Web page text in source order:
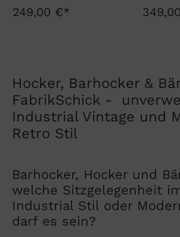
249,00 €*
Hocker, Barhocker &
FabrikSchick -
Industrial Vintage und
Retro Stil
Barhocker, Hocker und
welche Sitzgelegenheit
Industrial Stil oder
darf es sein?